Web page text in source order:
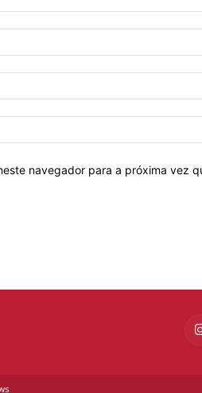
navegador para a próxima vez